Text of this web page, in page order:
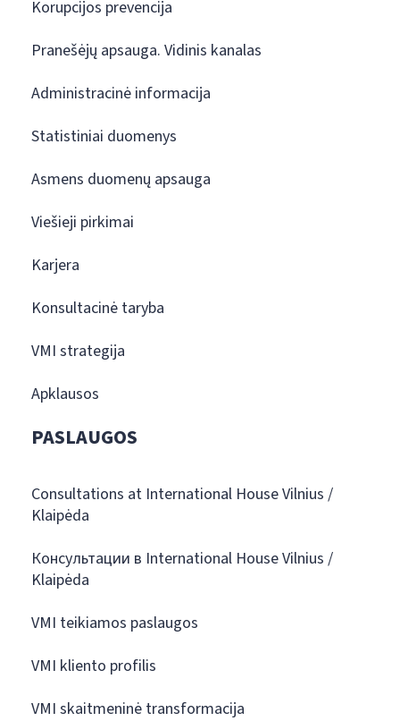
Korupcijos prevencija
Pranešėjų apsauga. Vidinis kanalas
Administracinė informacija
Statistiniai duomenys
Asmens duomenų apsauga
Viešieji pirkimai
Karjera
Konsultacinė taryba
VMI strategija
Apklausos
PASLAUGOS
Consultations at International House Vilnius /
Klaipėda
Консультации в International House Vilnius /
Klaipėda
VMI teikiamos paslaugos
VMI kliento profilis
VMI skaitmeninė transformacija